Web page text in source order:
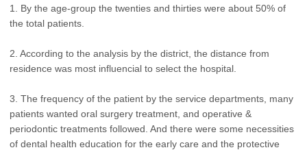
1. By the age-group the twenties and thirties were about 50% of
the total patients.
2. According to the analysis by the district, the distance from
residence was most influencial to select the hospital.
3. The frequency of the patient by the service departments, many
patients wanted oral surgery treatment, and operative &
periodontic treatments followed. And there were some necessities
of dental health education for the early care and the protective